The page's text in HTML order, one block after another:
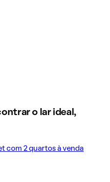
o lar ideal,
com 2 quartos à venda